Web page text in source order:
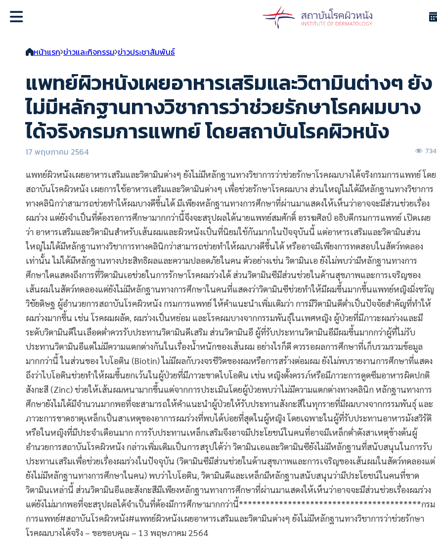
หน้าแรก ข่าวและกิจกรรม ข่าวประชาสัมพันธ์
แพทย์ผิวหนังเผยอาหารเสริมและวิตามินต่างๆ ยัง
ไม่มีหลักฐานทางวิชาการว่าช่วยรักษาโรคผมบาง
ได้จริงกรมการแพทย์ โดยสถาบันโรคผิวหนัง
17 พฤษภาคม 2564 734
แพทย์ผิวหนังเผยอาหารเสริมและวิตามินต่างๆ ยังไม่มีหลักฐานทางวิชาการว่าช่วยรักษาโรคผมบางได้จริงกรมการแพทย์ โดย
สถาบันโรคผิวหนัง เผยการใช้อาหารเสริมและวิตามินต่างๆ เพื่อช่วยรักษาโรคผมบาง ส่วนใหญ่ไม่ได้มีหลักฐานทางวิชาการ
ทางคลินิกว่าสามารถช่วยทำให้ผมบางดีขึ้นได้ มีเพียงหลักฐานทางการศึกษาที่ผ่านมาแสดงให้เห็นว่าอาจจะมีส่วนช่วยเรื่อง
ผมร่วง แต่ยังจำเป็นที่ต้องรอการศึกษามากกว่านี้จึงจะสรุปผลได้นายแพทย์สมศักดิ์ อรรฆศิลป์ อธิบดีกรมการแพทย์ เปิดเผย
ว่า อาหารเสริมและวิตามินสำหรับเส้นผมและผิวหนังเป็นที่นิยมใช้กันมากในปัจจุบันนี้ แต่อาหารเสริมและวิตามินส่วน
ใหญ่ไม่ได้มีหลักฐานทางวิชาการทางคลินิกว่าสามารถช่วยทำให้ผมบางดีขึ้นได้ หรืออาจมีเพียงการทดสอบในสัตว์ทดลอง
เท่านั้น ไม่ได้มีหลักฐานทางประสิทธิผลและความปลอดภัยในคน ตัวอย่างเช่น วิตามินเอ ยังไม่พบว่ามีหลักฐานทางการ
ศึกษาใดแสดงถึงการที่วิตามินเอช่วยในการรักษาโรคผมร่วงได้ ส่วนวิตามินซีมีส่วนช่วยในด้านสุขภาพและการเจริญของ
เส้นผมในสัตว์ทดลองแต่ยังไม่มีหลักฐานทางการศึกษาในคนที่แสดงว่าวิตามินซีช่วยทำให้มีผมขึ้นมากขึ้นแพทย์หญิงมิ่งขวัญ
วิชัยดิษฐ ผู้อำนวยการสถาบันโรคผิวหนัง กรมการแพทย์ ให้คำแนะนำเพิ่มเติมว่า การมีวิตามินดีต่ำเป็นปัจจัยสำคัญที่ทำให้
ผมร่วงมากขึ้น เช่น โรคผมผลัด, ผมร่วงเป็นหย่อม และโรคผมบางจากกรรมพันธุ์ในเพศหญิง ผู้ป่วยที่มีภาวะผมร่วงและมี
ระดับวิตามินดีในเลือดต่ำควรรับประทานวิตามินดีเสริม ส่วนวิตามินอี ผู้ที่รับประทานวิตามินอีมีผมขึ้นมากกว่าผู้ที่ไม่รับ
ประทานวิตามินอีแต่ไม่มีความแตกต่างกันในเรื่องน้ำหนักของเส้นผม อย่างไรก็ดี ควรรอผลการศึกษาที่เก็บรวมรวมข้อมูล
มากกว่านี้ ในส่วนของ ไบโอติน (Biotin) ไม่มีผลกับวงจรชีวิตของผมหรือการสร้างต่อมผม ยังไม่พบรายงานการศึกษาที่แสดง
ถึงว่าไบโอตินช่วยทำให้ผมขึ้นยกเว้นในผู้ป่วยที่มีภาวะขาดไบโอติน เช่น หญิงตั้งครรภ์หรือมีภาวะการดูดซึมอาหารผิดปกติ
สังกะสี (Zinc) ช่วยให้เส้นผมหนามากขึ้นแต่จากการประเมินโดยผู้ป่วยพบว่าไม่มีความแตกต่างทางคลินิก หลักฐานทางการ
ศึกษายังไม่ได้มีจำนวนมากพอที่จะสามารถให้คำแนะนำผู้ป่วยให้รับประทานสังกะสีในทุกรายที่มีผมบางจากกรรมพันธุ์ และ
ภาวะการขาดธาตุเหล็กเป็นสาเหตุของอาการผมร่วงที่พบได้บ่อยที่สุดในผู้หญิง โดยเฉพาะในผู้ที่รับประทานอาหารมังสวิรัติ
หรือในหญิงที่มีประจำเดือนมาก การรับประทานเหล็กเสริมจึงอาจมีประโยชน์ในคนที่อาจมีเหล็กต่ำดังสาเหตุข้างต้นผู้
อำนวยการสถาบันโรคผิวหนัง กล่าวเพิ่มเติมเป็นการสรุปได้ว่า วิตามินเอและวิตามินซียังไม่มีหลักฐานที่สนับสนุนในการรับ
ประทานเสริมเพื่อช่วยเรื่องผมร่วงในปัจจุบัน (วิตามินซีมีส่วนช่วยในด้านสุขภาพและการเจริญของเส้นผมในสัตว์ทดลองแต่
ยังไม่มีหลักฐานทางการศึกษาในคน) พบว่าไบโอติน, วิตามินดีและเหล็กมีหลักฐานสนับสนุนว่ามีประโยชน์ในคนที่ขาด
วิตามินเหล่านี้ ส่วนวิตามินอีและสังกะสีมีเพียงหลักฐานทางการศึกษาที่ผ่านมาแสดงให้เห็นว่าอาจจะมีส่วนช่วยเรื่องผมร่วง
แต่ยังไม่มากพอที่จะสรุปผลได้จำเป็นที่ต้องมีการศึกษามากกว่านี้*****************************************กรม
การแพทย์#สถาบันโรคผิวหนัง#แพทย์ผิวหนังเผยอาหารเสริมและวิตามินต่างๆ ยังไม่มีหลักฐานทางวิชาการว่าช่วยรักษา
โรคผมบางได้จริง – ขอขอบคุณ – 13 พฤษภาคม 2564